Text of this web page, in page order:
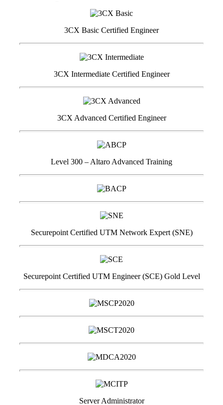
3CX Basic Certified Engineer
3CX Intermediate Certified Engineer
3CX Advanced Certified Engineer
Level 300 – Altaro Advanced Training
Securepoint Certified UTM Network Expert (SNE)
Securepoint Certified UTM Engineer (SCE) Gold Level
Server Administrator